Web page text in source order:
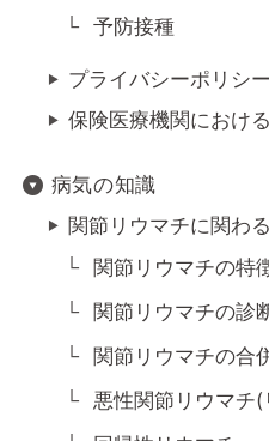
予防接種
プライバシーポリシ
保険医療機関におけ
病気の知識
関節リウマチに関わ
関節リウマチの特
関節リウマチの診
関節リウマチの合
悪性関節リウマチ